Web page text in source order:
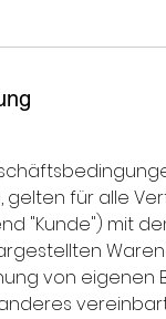
gelten für alle
"Kunde") mit
von